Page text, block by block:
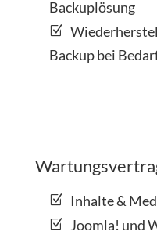
Backuplösung
Backup bei
Inhalte &
Joomla! und